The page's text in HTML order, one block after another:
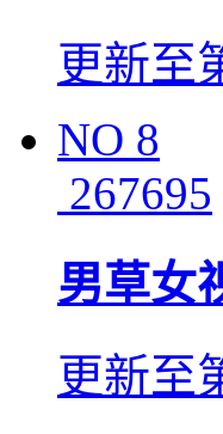
更新至
NO 8
267695
男草女
更新至